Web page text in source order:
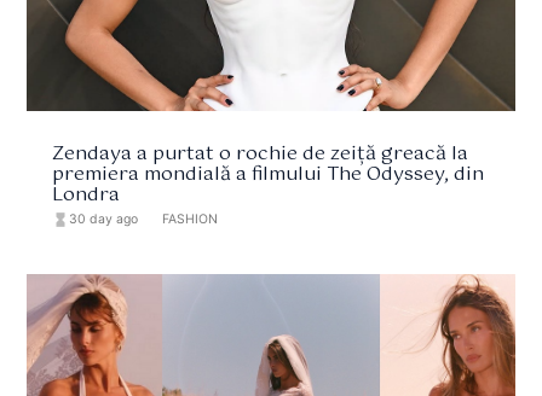
Zendaya a purtat o rochie de zeiță greacă la
premiera mondială a filmului The Odyssey, din
Londra
hourglass_full 30 day ago FASHION